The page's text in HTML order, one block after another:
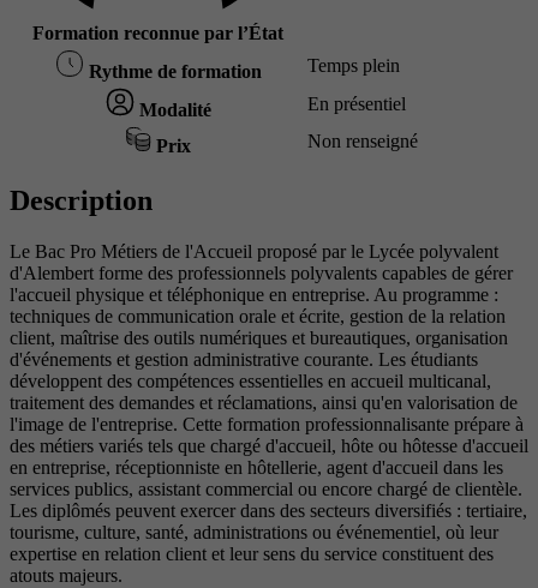
Formation reconnue par l’État
Rythme de formation Temps plein
Modalité En présentiel
Prix Non renseigné
Description
Le Bac Pro Métiers de l'Accueil proposé par le Lycée polyvalent
d'Alembert forme des professionnels polyvalents capables de gérer
l'accueil physique et téléphonique en entreprise. Au programme :
techniques de communication orale et écrite, gestion de la relation
client, maîtrise des outils numériques et bureautiques, organisation
d'événements et gestion administrative courante. Les étudiants
développent des compétences essentielles en accueil multicanal,
traitement des demandes et réclamations, ainsi qu'en valorisation de
l'image de l'entreprise. Cette formation professionnalisante prépare à
des métiers variés tels que chargé d'accueil, hôte ou hôtesse d'accueil
en entreprise, réceptionniste en hôtellerie, agent d'accueil dans les
services publics, assistant commercial ou encore chargé de clientèle.
Les diplômés peuvent exercer dans des secteurs diversifiés : tertiaire,
tourisme, culture, santé, administrations ou événementiel, où leur
expertise en relation client et leur sens du service constituent des
atouts majeurs.